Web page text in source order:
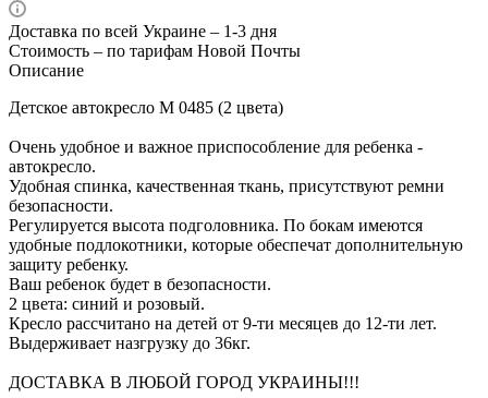
Доставка по всей Украине – 1-3 дня
Стоимость – по тарифам Новой Почты
Описание
Детское автокресло M 0485 (2 цвета)
Очень удобное и важное приспособление для ребенка -
автокресло.
Удобная спинка, качественная ткань, присутствуют ремни
безопасности.
Регулируется высота подголовника. По бокам имеются
удобные подлокотники, которые обеспечат дополнительную
защиту ребенку.
Ваш ребенок будет в безопасности.
2 цвета: синий и розовый.
Кресло рассчитано на детей от 9-ти месяцев до 12-ти лет.
Выдерживает назгрузку до 36кг.
ДОСТАВКА В ЛЮБОЙ ГОРОД УКРАИНЫ!!!